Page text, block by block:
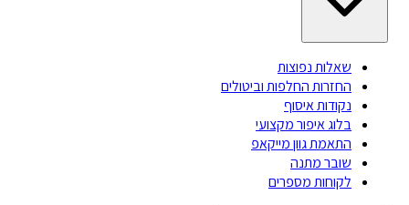
שאלות נפוצות
החזרות החלפות וביטולים
נקודות איסוף
בלוג איפור מקצועי
התאמת גוון מייקאפ
שובר מתנה
לקוחות מספרים